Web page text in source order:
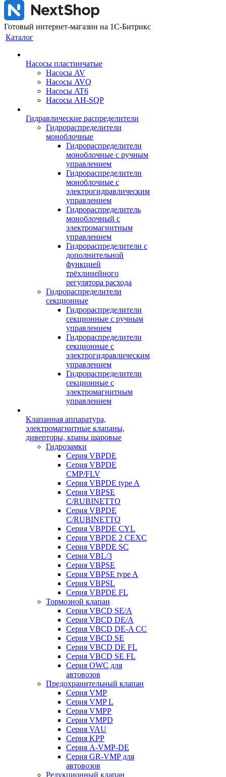
Готовый интернет-магазин на 1С-Битрикс
Каталог
Насосы пластинчатые
Насосы AV
Насосы AVQ
Насосы AT6
Насосы AH-SQP
Гидравлические распределители
Гидрораспределители
моноблочные
Гидрораспределители
моноблочные с ручным
управлением
Гидрораспределители
моноблочные с
электрогидравлическим
управлением
Гидрораспределитель
моноблочный с
электромагнитным
управлением
Гидрораспределители с
дополнительной
функцией
трёхлинейного
регулятора расхода
Гидрораспределители
секционные
Гидрораспределители
секционные с ручным
управлением
Гидрораспределители
секционные с
электрогидравлическим
управлением
Гидрораспределители
секционные с
электромагнитным
управлением
Клапанная аппаратура,
электромагнитные клапаны,
диверторы, краны шаровые
Гидрозамки
Серия VBPDE
Серия VBPDE
CMP/FLV
Серия VBPDE type A
Серия VBPSE
C/RUBINETTO
Серия VBPDE
C/RUBINETTO
Серия VBPDE CYL
Серия VBPDE 2 CEXC
Серия VBPDE SC
Серия VBL/3
Серия VBPSE
Серия VBPSE type A
Серия VBPSL
Серия VBPDE FL
Тормозной клапан
Серия VBCD SE/A
Серия VBCD DE/A
Серия VBCD DE-A CC
Серия VBCD SE
Серия VBCD DE FL
Серия VBCD SE FL
Серия OWC для
автовозов
Предохранительный клапан
Серия VMP
Серия VMP L
Серия VMPP
Серия VMPD
Серия VAU
Серия KPP
Серия A-VMP-DE
Серия GR-VMP для
автовозов
Редукционный клапан